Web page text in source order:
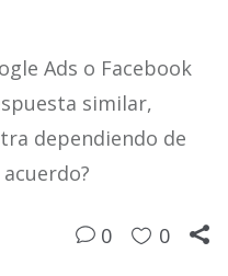
Ads o Facebook
similar,
dependiendo de
0 0